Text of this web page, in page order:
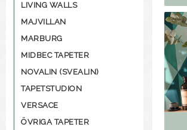
LIVING WALLS
MAJVILLAN
MARBURG
MIDBEC TAPETER
NOVALIN (SVEALIN)
TAPETSTUDION
VERSACE
ÖVRIGA TAPETER